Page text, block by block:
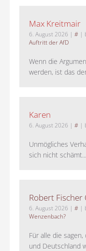
Max Kreitmair
6. August 2026 | # |
Auftritt der AfD
Wenn die
werden, ist das
Karen
6. August 2026 | # |
Unmögliches
sich nicht schämt....
Robert Fischer
6. August 2026 | # |
Wenzenbach?
Für alle die
und Deutschland